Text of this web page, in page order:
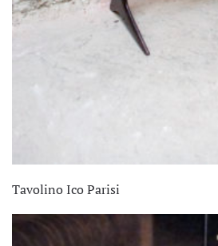
Tavolino Ico Parisi